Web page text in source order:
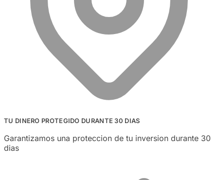
TU DINERO PROTEGIDO DURANTE 30 DIAS
Garantizamos una proteccion de tu inversion durante 30
dias